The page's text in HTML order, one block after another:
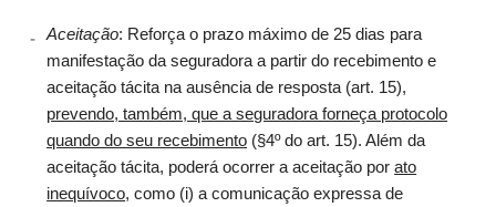
Aceitação: Reforça o prazo máximo de 25 dias para
manifestação da seguradora a partir do recebimento e
aceitação tácita na ausência de resposta (art. 15),
prevendo, também, que a seguradora forneça protocolo
quando do seu recebimento (§4º do art. 15). Além da
aceitação tácita, poderá ocorrer a aceitação porato
inequívoco, como (i) a comunicação expressa de